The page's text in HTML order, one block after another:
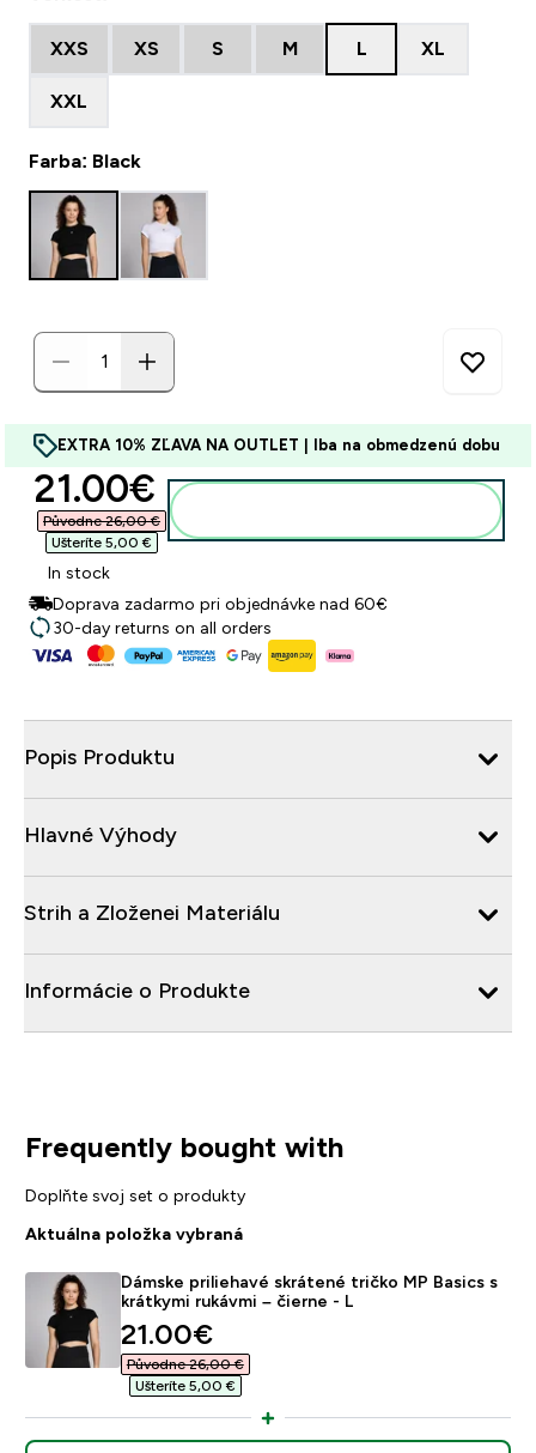
XXS XS S M L XL
XXL
Farba: Black
EXTRA 10% ZĽAVA NA OUTLET | Iba na obmedzenú dobu
discounted price
21.00€‎
Původne 26,00 €‎
Ušteríte 5,00 €‎
In stock
Doprava zadarmo pri objednávke nad 60€
30-day returns on all orders
Popis Produktu
Hlavné Výhody
Strih a Zloženei Materiálu
Informácie o Produkte
Frequently bought with
Doplňte svoj set o produkty
Aktuálna položka vybraná
Dámske priliehavé skrátené tričko MP Basics s
krátkymi rukávmi – čierne - L
discounted price
21.00€‎
Původne 26,00 €‎
Ušteríte 5,00 €‎